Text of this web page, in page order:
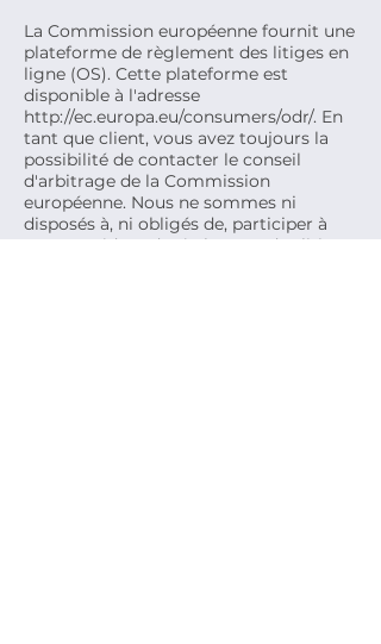
La Commission européenne fournit une
plateforme de règlement des litiges en
ligne (OS). Cette plateforme est
disponible à l'adresse
http://ec.europa.eu/consumers/odr/. En
tant que client, vous avez toujours la
possibilité de contacter le conseil
d'arbitrage de la Commission
européenne. Nous ne sommes ni
disposés à, ni obligés de, participer à
une procédure de règlement des litiges